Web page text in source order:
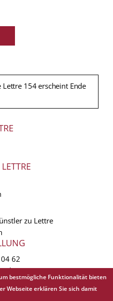
154 erscheint Ende
zu Lettre
62
All rights reserved.
bestmögliche Funktionalität bieten
Webseite erklären Sie sich damit